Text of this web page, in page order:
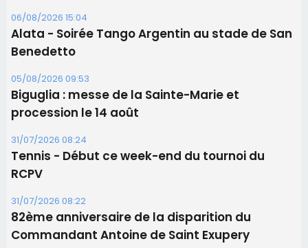
06/08/2026 15:04
Alata - Soirée Tango Argentin au stade de San
Benedetto
05/08/2026 09:53
Biguglia : messe de la Sainte-Marie et
procession le 14 août
31/07/2026 08:24
Tennis - Début ce week-end du tournoi du
RCPV
31/07/2026 08:22
82ème anniversaire de la disparition du
Commandant Antoine de Saint Exupery